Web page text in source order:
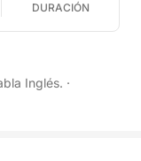
DURACIÓN
Inglés. ·